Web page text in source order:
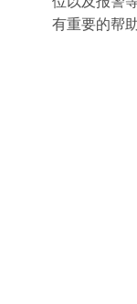
有重要的帮